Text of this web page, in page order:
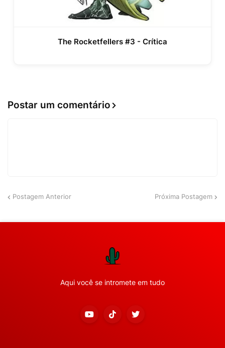
The Rocketfellers #3 - Crítica
Postar um comentário
Postagem Anterior Próxima Postagem
Aqui você se intromete em tudo